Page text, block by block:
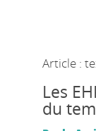
Article :
Les
du